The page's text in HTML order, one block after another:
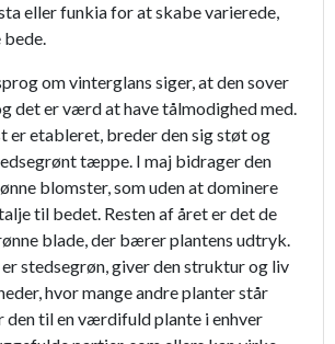
eller funkia for at skabe varierede,
bede.
om vinterglans siger, at den sover
det er værd at have tålmodighed med.
er etableret, breder den sig støt og
tæppe. I maj bidrager den
blomster, som uden at dominere
til bedet. Resten af året er det de
blade, der bærer plantens udtryk.
stedsegrøn, giver den struktur og liv
hvor mange andre planter står
den til en værdifuld plante i enhver